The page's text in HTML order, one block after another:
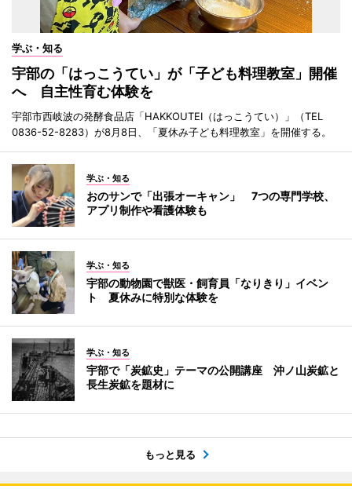
学ぶ・知る
宇部の「はっこうてい」が「子ども料理教室」開催
へ 自主性育む体験を
宇部市西岐波の発酵食品店「HAKKOUTEI（はっこうてい）」（TEL
0836-52-8283）が8月8日、「夏休み子ども料理教室」を開催する。
学ぶ・知る
おのサンで「出張オーキャン」 7つの専門学校、
アプリ制作や看護体験も
学ぶ・知る
宇部の動物園で獣医・飼育員「なりきり」イベン
ト 夏休みに特別な体験を
学ぶ・知る
宇部で「炭鉱史」テーマの公開講座 沖ノ山炭鉱と
長生炭鉱を題材に
もっと見る